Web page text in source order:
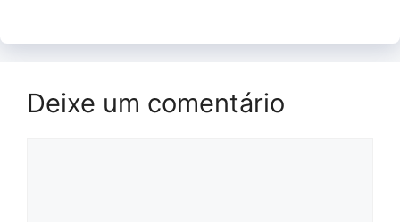
Deixe um comentário